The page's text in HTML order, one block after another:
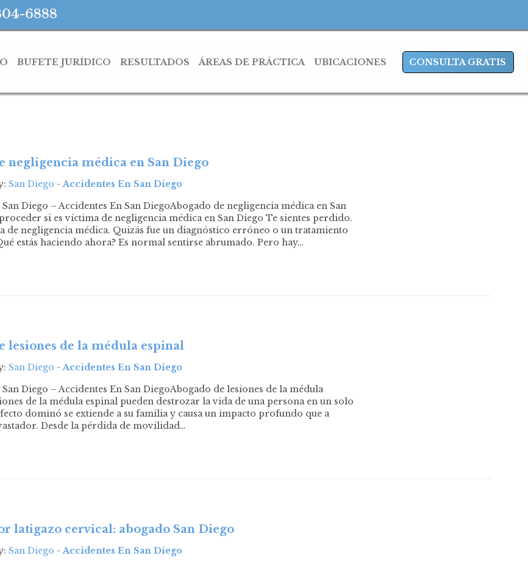
6888
BUFETE JURÍDICO RESULTADOS ÁREAS DE PRÁCTICA UBICACIONES CONSULTA GRATIS
negligencia médica en San Diego
San Diego -Accidentes En San Diego
Diego – Accidentes En San DiegoAbogado de negligencia médica en San
si es víctima de negligencia médica en San Diego Te sientes perdido.
de negligencia médica. Quizás fue un diagnóstico erróneo o un tratamiento
estás haciendo ahora? Es normal sentirse abrumado. Pero hay…
lesiones de la médula espinal
San Diego -Accidentes En San Diego
Diego – Accidentes En San DiegoAbogado de lesiones de la médula
de la médula espinal pueden destrozar la vida de una persona en un solo
dominó se extiende a su familia y causa un impacto profundo que a
Desde la pérdida de movilidad…
latigazo cervical: abogado San Diego
San Diego -Accidentes En San Diego